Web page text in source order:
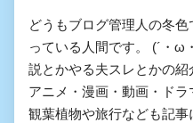
どうもブログ管理人の冬
っている人間です。 (´・ω
説とかやる夫スレとかの
アニメ・漫画・動画・ド
観葉植物や旅行なども記